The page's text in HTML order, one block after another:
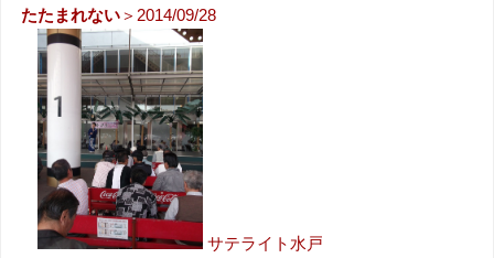
たたまれない＞2014/09/28
サテライト水戸